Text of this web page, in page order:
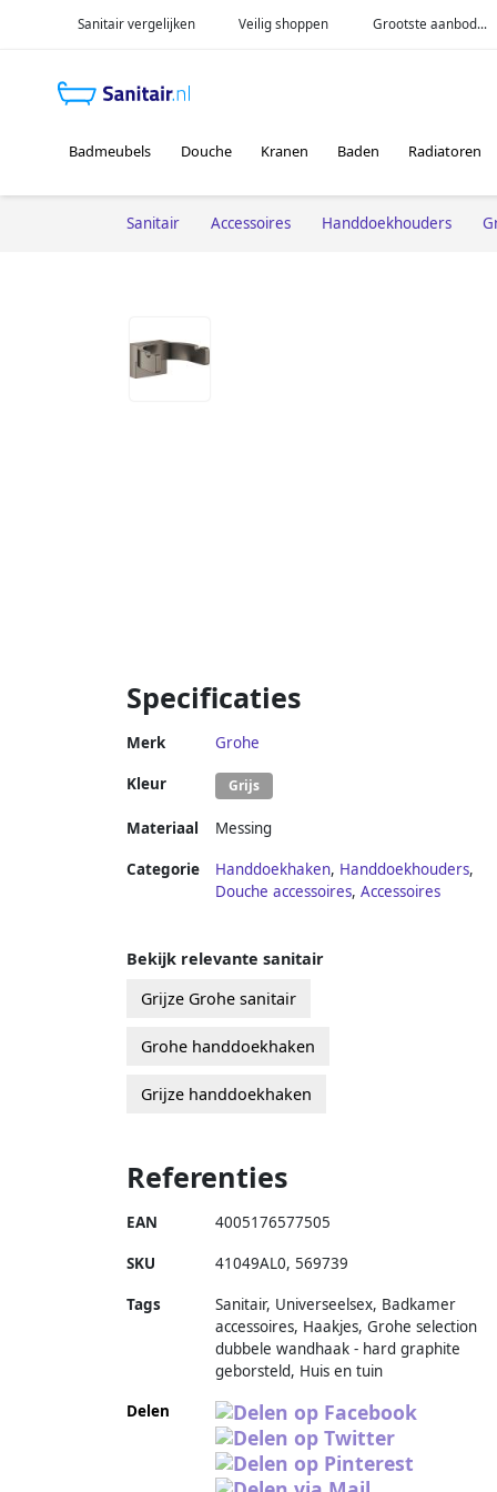
Sanitair vergelijken Veilig shoppen Grootste aanbod...
Badmeubels Douche Kranen Baden Radiatoren
Sanitair Accessoires Handdoekhouders
Specificaties
Merk Grohe
Kleur Grijs
Materiaal Messing
Categorie Handdoekhaken, Handdoekhouders,
Douche accessoires, Accessoires
Bekijk relevante sanitair
Grijze Grohe sanitair
Grohe handdoekhaken
Grijze handdoekhaken
Referenties
EAN 4005176577505
SKU 41049AL0, 569739
Tags
Sanitair, Universeelsex, Badkamer
accessoires, Haakjes, Grohe selection
dubbele wandhaak - hard graphite
geborsteld, Huis en tuin
Delen